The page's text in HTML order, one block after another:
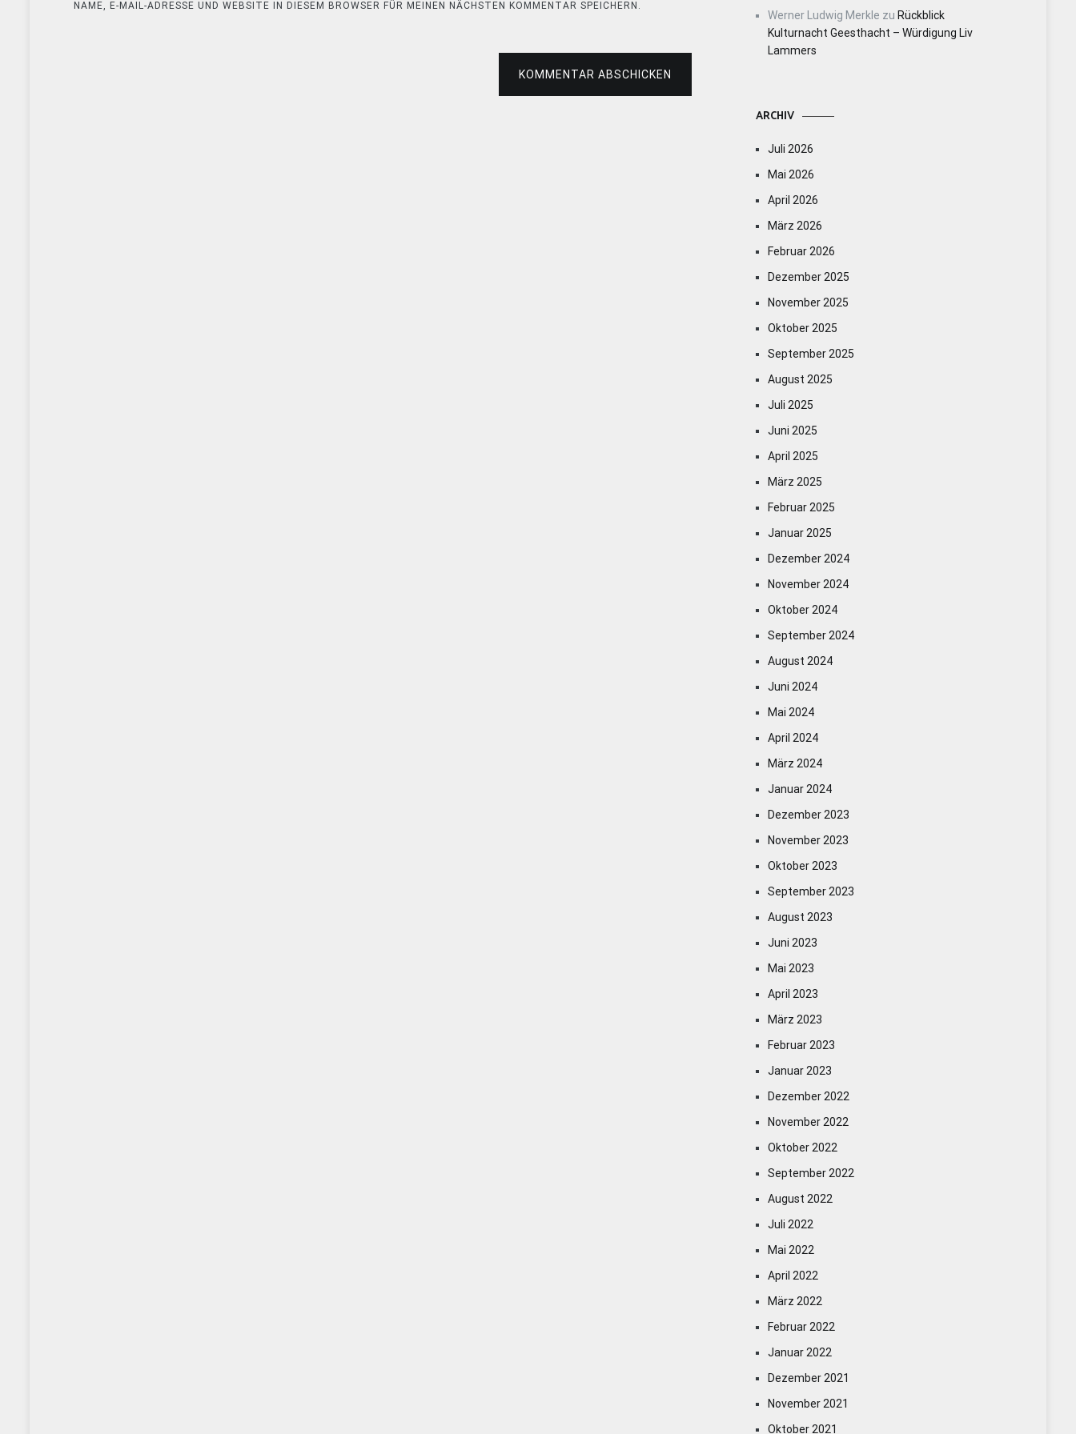
NAME, E-MAIL-ADRESSE UND WEBSITE IN DIESEM BROWSER FÜR MEINEN NÄCHSTEN KOMMENTAR SPEICHERN.
KOMMENTAR ABSCHICKEN
Werner Ludwig Merkle zu Rückblick
Kulturnacht Geesthacht – Würdigung Liv
Lammers
ARCHIV
Juli 2026
Mai 2026
April 2026
März 2026
Februar 2026
Dezember 2025
November 2025
Oktober 2025
September 2025
August 2025
Juli 2025
Juni 2025
April 2025
März 2025
Februar 2025
Januar 2025
Dezember 2024
November 2024
Oktober 2024
September 2024
August 2024
Juni 2024
Mai 2024
April 2024
März 2024
Januar 2024
Dezember 2023
November 2023
Oktober 2023
September 2023
August 2023
Juni 2023
Mai 2023
April 2023
März 2023
Februar 2023
Januar 2023
Dezember 2022
November 2022
Oktober 2022
September 2022
August 2022
Juli 2022
Mai 2022
April 2022
März 2022
Februar 2022
Januar 2022
Dezember 2021
November 2021
Oktober 2021